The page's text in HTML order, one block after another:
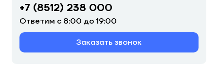
+7 (8512) 238 000
Ответим с 8:00 до 19:00
Заказать звонок